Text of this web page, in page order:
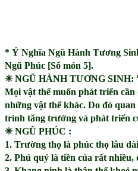
* Ý Nghĩa Ngũ Hành Tương
Ngũ Phúc [Số món 5].
✳NGŨ HÀNH TƯƠNG SINH:
Mọi vật thể muốn phát triển
những vật thể khác. Do đó
trình tăng trưởng và phát triển
✳NGŨ PHÚC :
1. Trường thọ là phúc thọ lâu dài
2. Phú quý là tiền của rất nhiều,